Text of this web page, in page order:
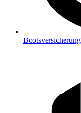
Bootsversicherung